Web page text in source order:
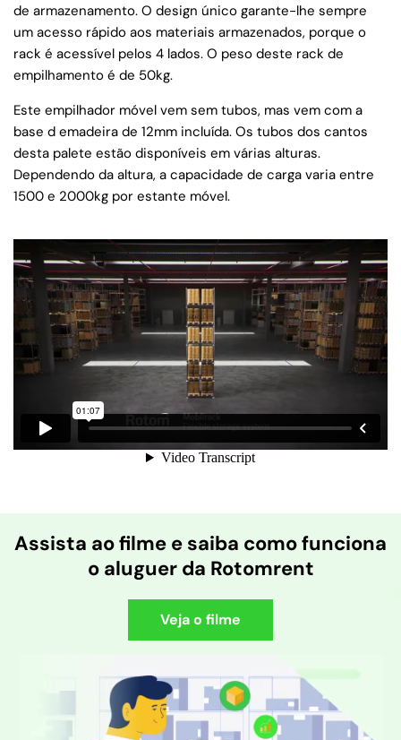
de armazenamento. O design único garante-lhe sempre
um acesso rápido aos materiais armazenados, porque o
rack é acessível pelos 4 lados. O peso deste rack de
empilhamento é de 50kg.
Este empilhador móvel vem sem tubos, mas vem com a
base d emadeira de 12mm incluída. Os tubos dos cantos
desta palete estão disponíveis em várias alturas.
Dependendo da altura, a capacidade de carga varia entre
1500 e 2000kg por estante móvel.
Assista ao filme e saiba como funciona
o aluguer da Rotomrent
Veja o filme